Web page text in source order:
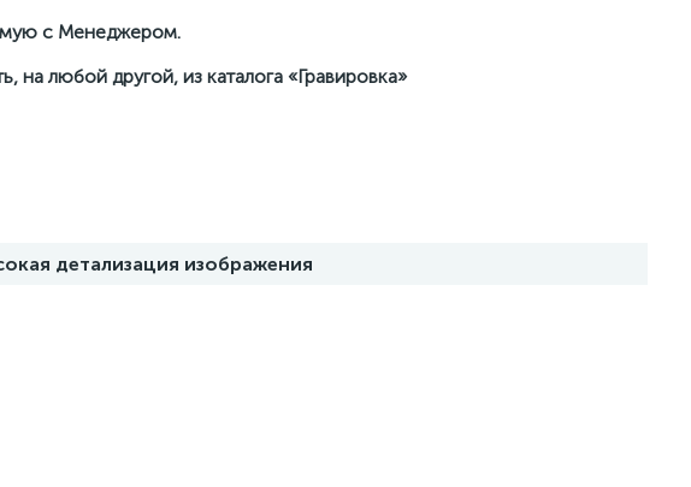
с Менеджером.
любой другой, из каталога «Гравировка»
детализация изображения